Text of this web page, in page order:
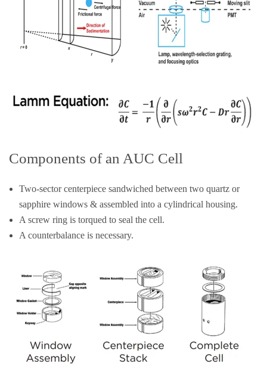
Components of an AUC Cell
Two-sector centerpiece sandwiched between two quartz or
sapphire windows & assembled into a cylindrical housing.
A screw ring is torqued to seal the cell.
A counterbalance is necessary.